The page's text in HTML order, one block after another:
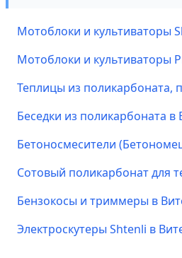
Мотоблоки и культиваторы
Мотоблоки и культиваторы
Теплицы из поликарбоната,
Беседки из поликарбоната в
Бетоносмесители
Сотовый поликарбонат для
Бензокосы и триммеры в
Электроскутеры Shtenli в